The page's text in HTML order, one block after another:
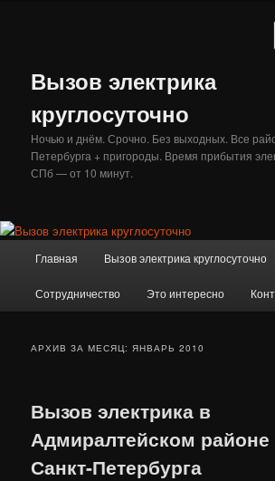
Вызов электрика
круглосуточно
Ночью и днём. Срочно. Без выходных. Все
Петербурга + пригороды. Время прибытия
СПб — от 10 минут.
Главная Вызов электрика круглосуточно
Сотрудничество Это интересно
АРХИВ ЗА МЕСЯЦ:ЯНВАРЬ 2010
Вызов электрика в
Адмиралтейском районе
Санкт-Петербурга